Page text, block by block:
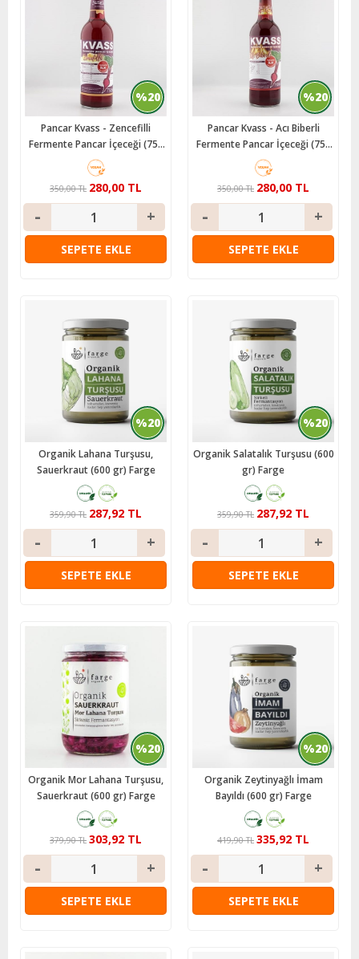
%20
Pancar Kvass - Zencefilli
Fermente Pancar İçeceği (750
ml) Jungle
280,00 TL
350,00 TL
SEPETE EKLE
%20
Pancar Kvass - Acı Biberli
Fermente Pancar İçeceği (750
ml) Jungle
280,00 TL
350,00 TL
SEPETE EKLE
%20
Organik Lahana Turşusu,
Sauerkraut (600 gr) Farge
287,92 TL
359,90 TL
SEPETE EKLE
%20
Organik Salatalık Turşusu (600
gr) Farge
287,92 TL
359,90 TL
SEPETE EKLE
%20
Organik Mor Lahana Turşusu,
Sauerkraut (600 gr) Farge
303,92 TL
379,90 TL
SEPETE EKLE
%20
Organik Zeytinyağlı İmam
Bayıldı (600 gr) Farge
335,92 TL
419,90 TL
SEPETE EKLE